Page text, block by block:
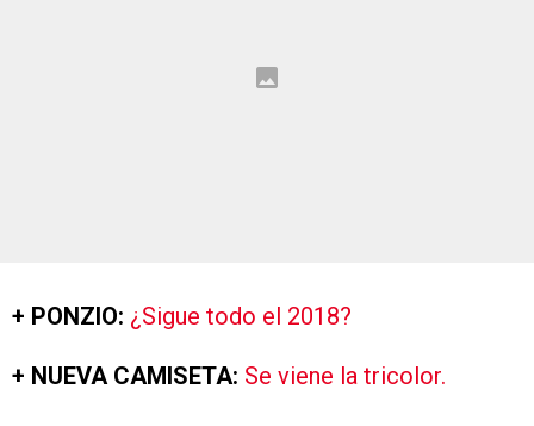
+ PONZIO: ¿Sigue todo el 2018?
+ NUEVA CAMISETA: Se viene la tricolor.